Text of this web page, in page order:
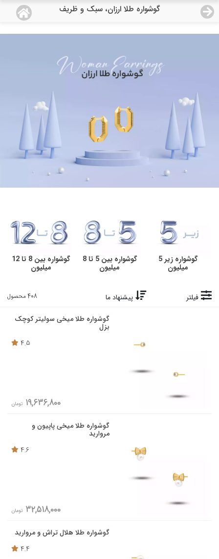
گوشواره طلا ارزان، سبک و ظریف
منو
دسته بندی محصولات
نمایندگی ها
مجله روبی
درباره ما
اعطای نمایندگی
گوشواره زیر 5
میلیون
گوشواره بین 5 تا 8
میلیون
گوشواره بین 8 تا 12
میلیون
فیلتر پیشنهاد ما 408 محصول
گوشواره طلا میخی سولیتر کوچک
بزل
4.5
19,636,800 تومان
گوشواره طلا میخی پاپیون و
مروارید
4.6
32,518,000 تومان
گوشواره طلا هلال تراش و مروارید
4.4